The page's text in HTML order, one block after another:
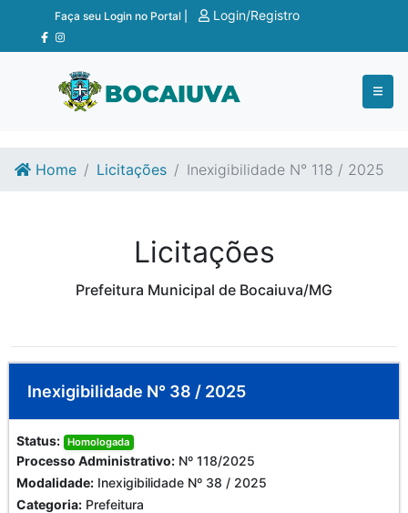
Ir para o conteúdo
Ir para o fim do conteúdo
Faça seu Login no Portal | Login/Registro
Home Licitações Inexigibilidade N° 118 / 2025
Licitações
Prefeitura Municipal de Bocaiuva/MG
Inexigibilidade N° 38 / 2025
Status: Homologada
Processo Administrativo: Nº 118/2025
Modalidade: Inexigibilidade Nº 38 / 2025
Categoria: Prefeitura